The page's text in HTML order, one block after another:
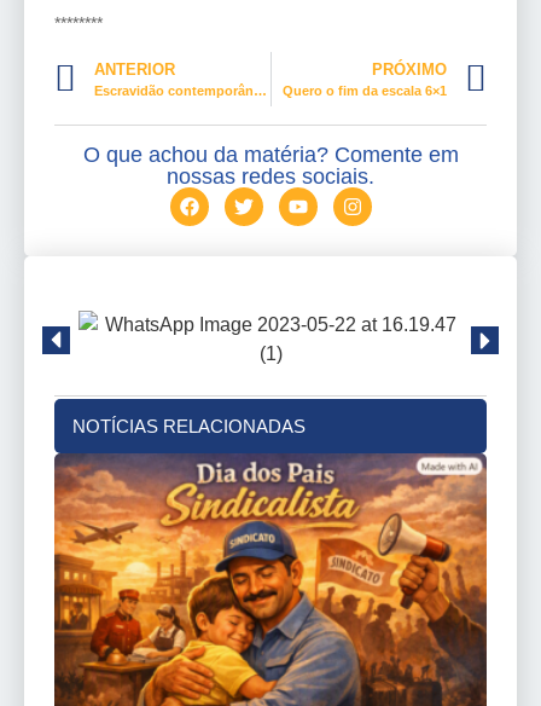
********
ANTERIOR
Escravidão contemporânea: a monstruosidade que insiste em sobreviver
PRÓXIMO
Quero o fim da escala 6×1
O que achou da matéria? Comente em
nossas redes sociais.
NOTÍCIAS RELACIONADAS